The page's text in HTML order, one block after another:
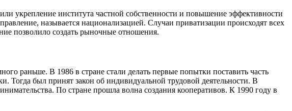
укрепление института частной собственности и повышение эффективности
называется национализацией. Случаи приватизации происходят всех
позволило создать рыночные отношения.
раньше. В 1986 в стране стали делать первые попытки поставить часть
Тогда был принят закон об индивидуальной трудовой деятельности. В
По стране прошла волна создания кооперативов. К 1990 году в